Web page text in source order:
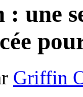
: une
Griffin